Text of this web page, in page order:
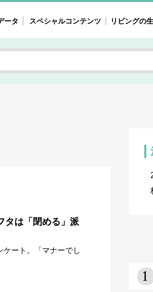
ータ スペシャルコンテンツ
アルに見える 注目ターゲット
40'ｓ～60'ｓ
リビングの
は「閉める」派
ケート。「マナーでし